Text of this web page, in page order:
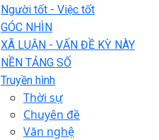
Người tốt - Việc tốt
GÓC NHÌN
XÃ LUẬN - VẤN ĐỀ KỲ NÀY
NỀN TẢNG SỐ
Truyền hình
Thời sự
Chuyên đề
Văn nghệ